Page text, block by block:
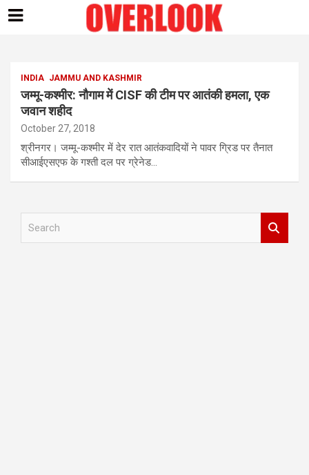
INDIA JAMMU AND KASHMIR
जम्मू-कश्मीर: नौगाम में CISF की टीम पर आतंकी हमला, एक
जवान शहीद
October 27, 2018
श्रीनगर। जम्मू-कश्मीर में देर रात आतंकवादियों ने पावर ग्रिड पर तैनात
सीआईएसएफ के गश्ती दल पर ग्रेनेड…